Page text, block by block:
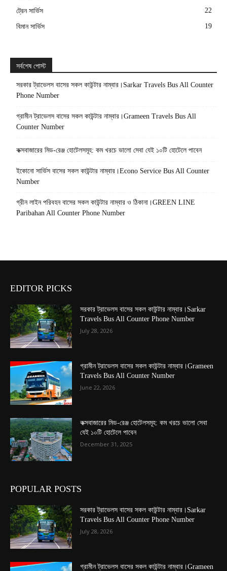
ট্রেন সার্ভিস 22
বিমান সার্ভিস 19
সর্বশেষ পোস্ট
সরকার ট্রাভেলস বাসের সকল কাউন্টার নাম্বার।Sarkar Travels Bus All Counter
Phone Number
গ্রামীন ট্রাভেলস বাসের সকল কাউন্টার নাম্বার।Grameen Travels Bus All
Counter Number
কক্সবাজারের মিড-রেঞ্জ হোটেলসমূহ: কম খরচে ভালো সেবা যেই ১০টি হোটেলে পাবেন
ইকোনো সার্ভিস বাসের সকল কাউন্টার নাম্বার।Econo Service Bus All Counter
Number
গ্রীন লাইন পরিবহন বাসের সকল কাউন্টার নাম্বার ও ঠিকানা।GREEN LINE
Paribahan All Counter Phone Number
EDITOR PICKS
সরকার ট্রাভেলস বাসের সকল কাউন্টার নাম্বার।Sarkar
Travels Bus All Counter Phone Number
July 28, 2026
গ্রামীন ট্রাভেলস বাসের সকল কাউন্টার নাম্বার।Grameen
Travels Bus All Counter Number
June 22, 2026
কক্সবাজারের মিড-রেঞ্জ হোটেলসমূহ: কম খরচে ভালো সেবা
যেই ১০টি হোটেলে পাবেন
December 31, 2025
POPULAR POSTS
সরকার ট্রাভেলস বাসের সকল কাউন্টার নাম্বার।Sarkar
Travels Bus All Counter Phone Number
July 28, 2026
গ্রামীন ট্রাভেলস বাসের সকল কাউন্টার নাম্বার।Grameen